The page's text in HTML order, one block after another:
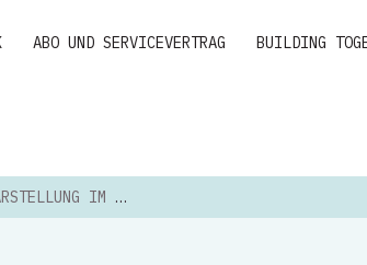
ABO UND SERVICEVERTRAG BUILDING
- NUR IM URSPRUNGS...